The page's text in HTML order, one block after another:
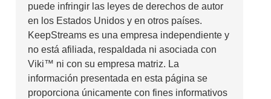
puede infringir las leyes de derechos de autor
en los Estados Unidos y en otros países.
KeepStreams es una empresa independiente y
no está afiliada, respaldada ni asociada con
Viki™ ni con su empresa matriz. La
información presentada en esta página se
proporciona únicamente con fines informativos